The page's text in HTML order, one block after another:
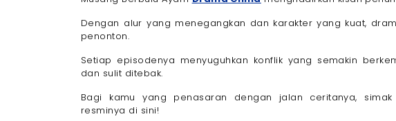
Nikmati Hiburan Tanpa Batas dengan Paket Internet Only dari
Dengan alur yang menegangkan dan karakter yang kuat,
penonton.
Setiap episodenya menyuguhkan konflik yang semakin
dan sulit ditebak.
Bagi kamu yang penasaran dengan jalan ceritanya,
resminya di sini!